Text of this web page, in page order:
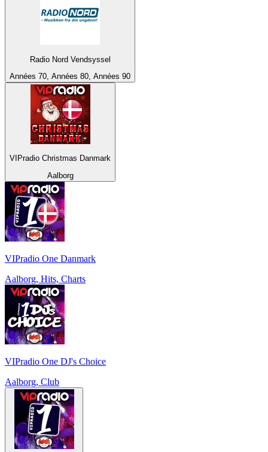
Radio Nord Vendsyssel
Années 70, Années 80, Années 90
VIPradio Christmas Danmark
Aalborg
VIPradio One Danmark
Aalborg, Hits, Charts
VIPradio One DJ's Choice
Aalborg, Club